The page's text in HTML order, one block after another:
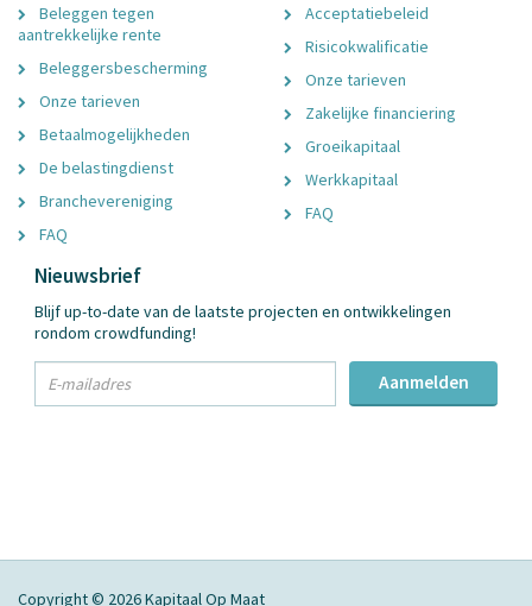
Beleggen tegen
aantrekkelijke rente
Beleggersbescherming
Onze tarieven
Betaalmogelijkheden
De belastingdienst
Branchevereniging
FAQ
Acceptatiebeleid
Risicokwalificatie
Onze tarieven
Zakelijke financiering
Groeikapitaal
Werkkapitaal
FAQ
Nieuwsbrief
Blijf up-to-date van de laatste projecten en ontwikkelingen
rondom crowdfunding!
Email
Aanmelden
Copyright © 2026 Kapitaal Op Maat